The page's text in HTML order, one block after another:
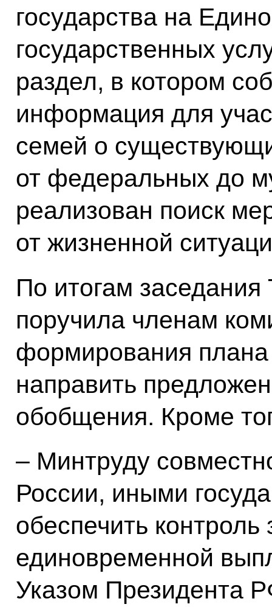
государства на
государственных
раздел, в котором
информация для
семей о
от федеральных до
реализован поиск
от жизненной
По итогам заседания
поручила членам
формирования
направить
обобщения. Кроме
– Минтруду
России, иными
обеспечить
единовременной
Указом Президента